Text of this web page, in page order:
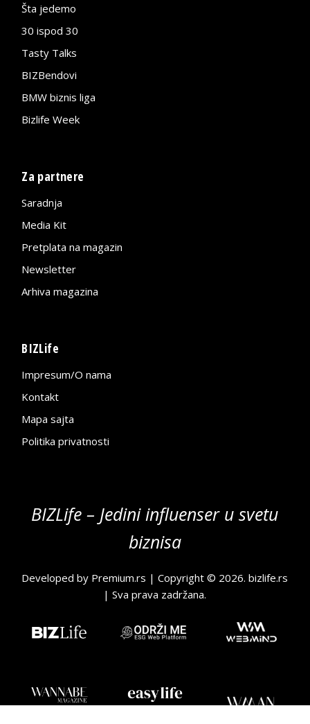
Šta jedemo
30 ispod 30
Tasty Talks
BIZBendovi
BMW biznis liga
Bizlife Week
Za partnere
Saradnja
Media Kit
Pretplata na magazin
Newsletter
Arhiva magazina
BIZLife
Impresum/O nama
Kontakt
Mapa sajta
Politika privatnosti
BIZLife – Jedini influenser u svetu
biznisa
Developed by Premium.rs | Copyright © 2026.bizlife.rs
| Sva prava zadržana.